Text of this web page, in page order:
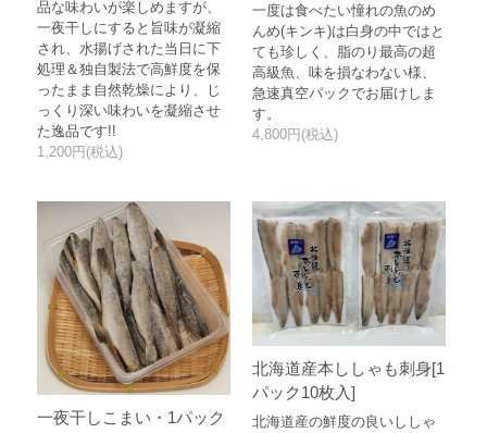
品な味わいが楽しめますが、
一夜干しにすると旨味が凝縮
され、水揚げされた当日に下
処理＆独自製法で高鮮度を保
ったまま自然乾燥により、じ
っくり深い味わいを凝縮させ
た逸品です!!
1,200円(税込)
一度は食べたい憧れの魚のめ
んめ(キンキ)は白身の中ではと
ても珍しく、脂のり最高の超
高級魚、味を損なわない様、
急速真空パックでお届けしま
す。
4,800円(税込)
一夜干しこまい・1パック
北海道産本ししゃも刺身[1
パック10枚入]
北海道産の鮮度の良いししゃ